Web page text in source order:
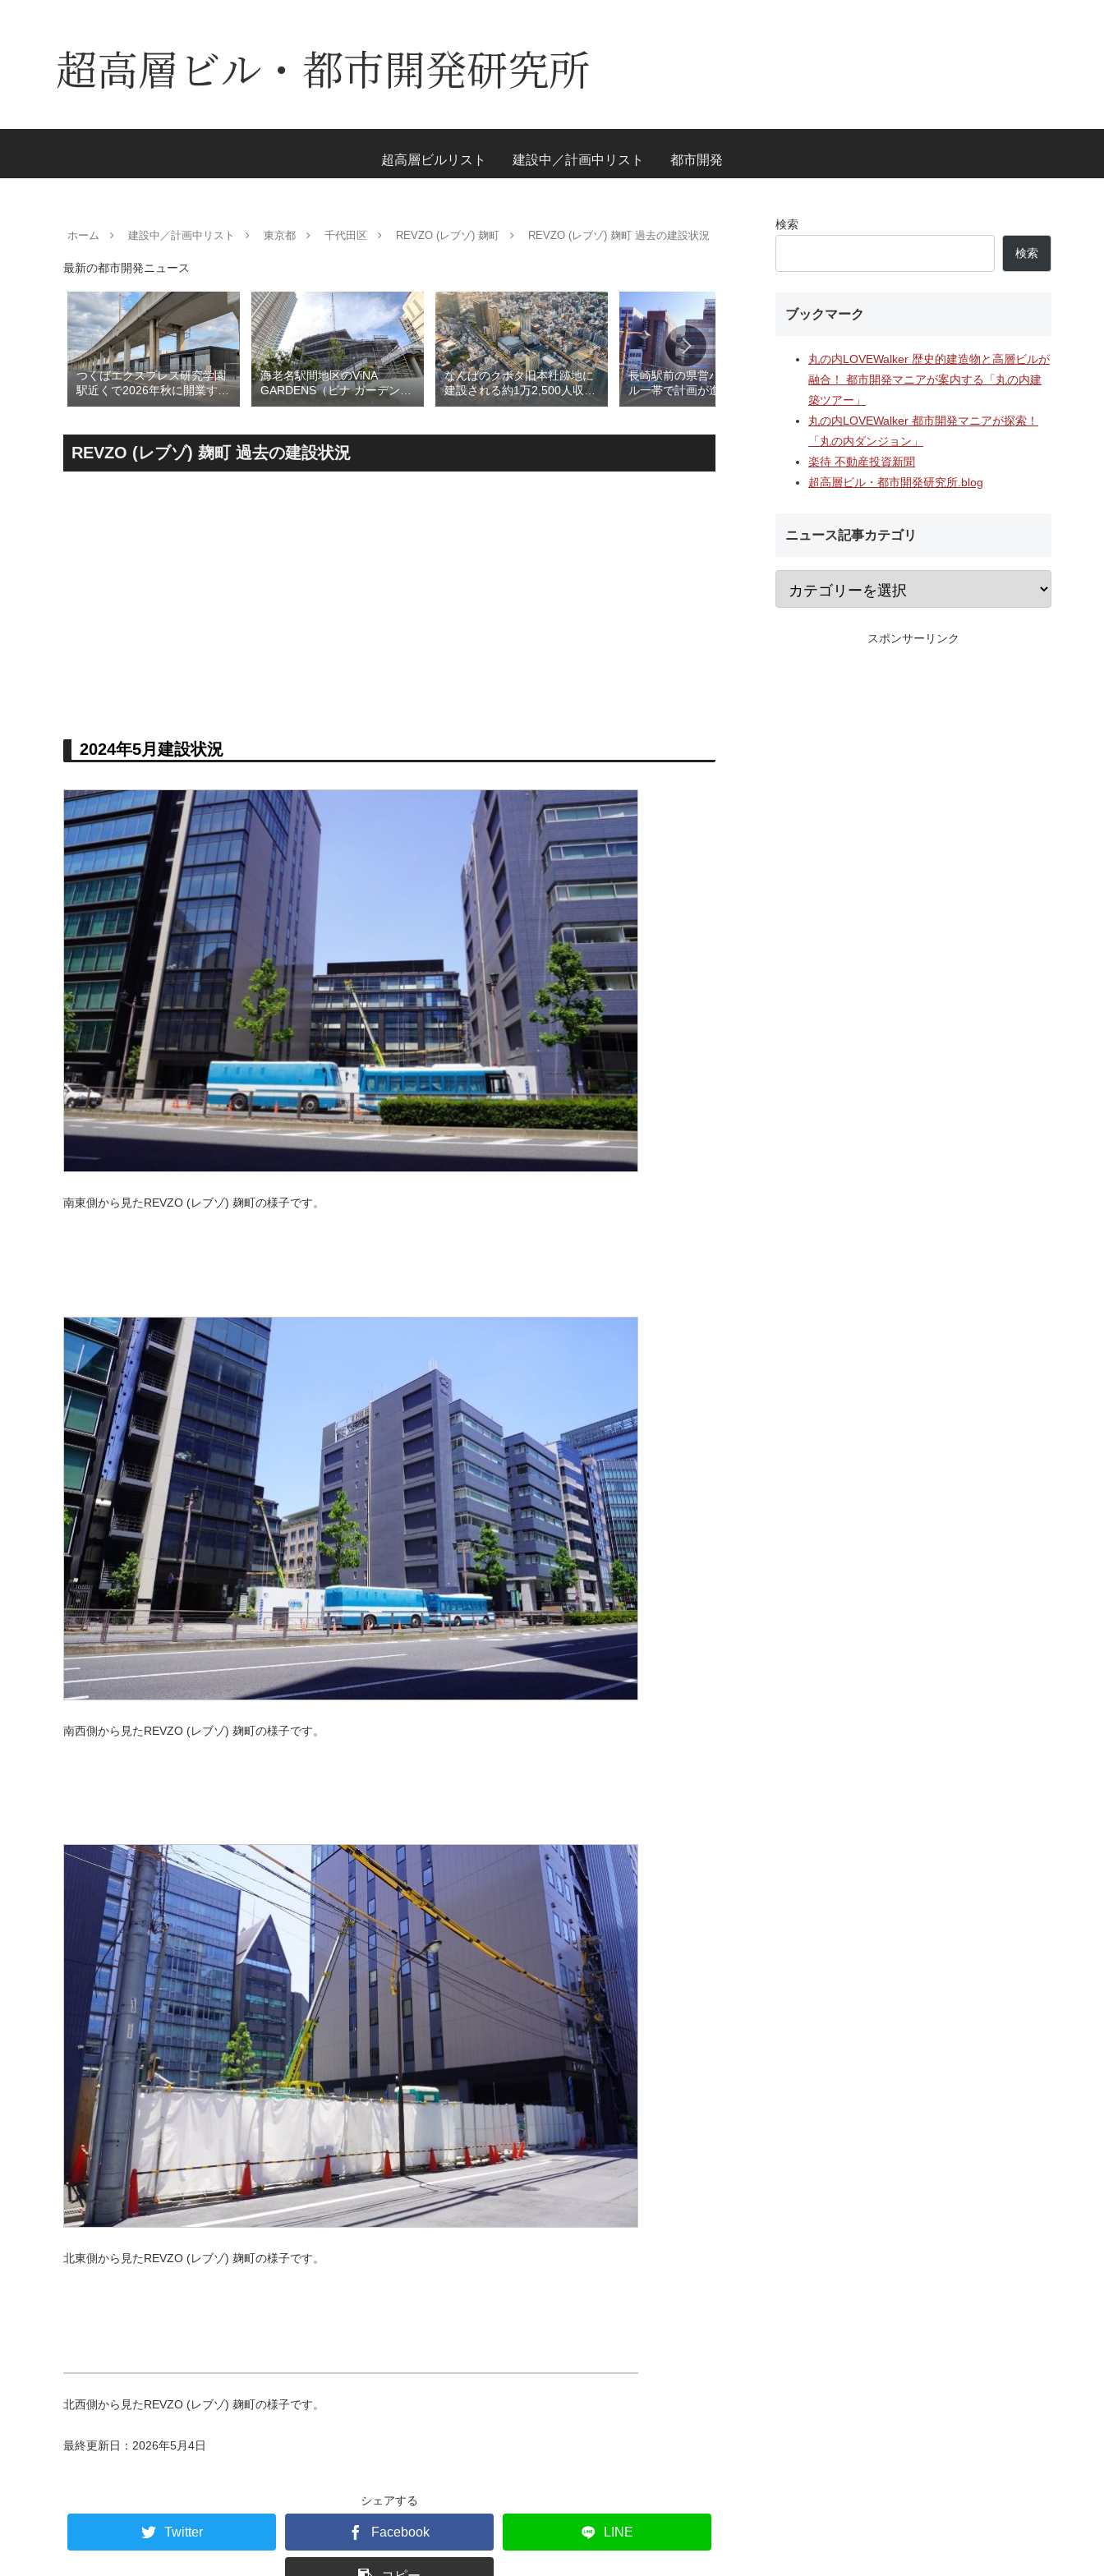
超高層ビル・都市開発研究所
超高層ビルリスト 建設中／計画中リスト 都市開発
ホーム 建設中／計画中リスト 東京都 千代田区 REVZO (レブゾ) 麹町 REVZO (レブゾ) 麹町 過去の建設状況
最新の都市開発ニュース
つくばエクスプレス研究学園
駅近くで2026年秋に開業する
高架下商業施設「寿横
跡地の開発計画や商業ビル建
設進行などにより駅前商業地
が形成へ！！
海老名駅間地区のViNA
GARDENS（ビナ ガーデン
ズ）で建設中の「（仮称）フ
テル温浴棟」2026年夏時点建
設状況！！天然温泉のほか子
育て・ペット関連の複合施設
なんばのクボタ旧本社跡地に
建設される約1万2,500人収容
の多目的アリーナ「（仮称）
区名称は「Kubota field（クボ
長崎駅前の県営バスターミナ
ル一帯で計画が進む「大黒町
地区第一種市街地再開発事
としたホテル・商業・オフィ
2階中央改札口やホームドア
線海老名駅改良工事」！！駅
機能強化で神奈川県央の交通
拠点が進化！！
村岡・深沢地区エリ
倉梶原」！！2026
REVZO (レブゾ) 麹町 過去の建設状況
2024年5月建設状況
南東側から見たREVZO (レブゾ) 麹町の様子です。
南西側から見たREVZO (レブゾ) 麹町の様子です。
北東側から見たREVZO (レブゾ) 麹町の様子です。
北西側から見たREVZO (レブゾ) 麹町の様子です。
最終更新日：2026年5月4日
シェアする
Twitter Facebook LINE
検索
検索
ブックマーク
丸の内LOVEWalker 歴史的建造物と高層ビルが
融合！ 都市開発マニアが案内する「丸の内建
築ツアー」
丸の内LOVEWalker 都市開発マニアが探索！
「丸の内ダンジョン」
楽待 不動産投資新聞
超高層ビル・都市開発研究所.blog
ニュース記事カテゴリ
スポンサーリンク